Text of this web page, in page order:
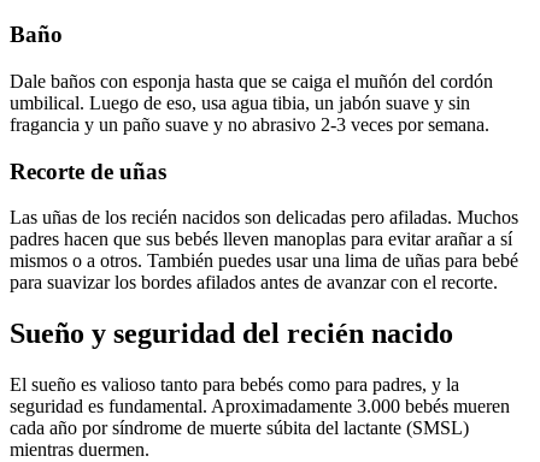
Baño
Dale baños con esponja hasta que se caiga el muñón del cordón
umbilical. Luego de eso, usa agua tibia, un jabón suave y sin
fragancia y un paño suave y no abrasivo 2-3 veces por semana.
Recorte de uñas
Las uñas de los recién nacidos son delicadas pero afiladas. Muchos
padres hacen que sus bebés lleven manoplas para evitar arañar a sí
mismos o a otros. También puedes usar una lima de uñas para bebé
para suavizar los bordes afilados antes de avanzar con el recorte.
Sueño y seguridad del recién nacido
El sueño es valioso tanto para bebés como para padres, y la
seguridad es fundamental. Aproximadamente 3.000 bebés mueren
cada año por síndrome de muerte súbita del lactante (SMSL)
mientras duermen.